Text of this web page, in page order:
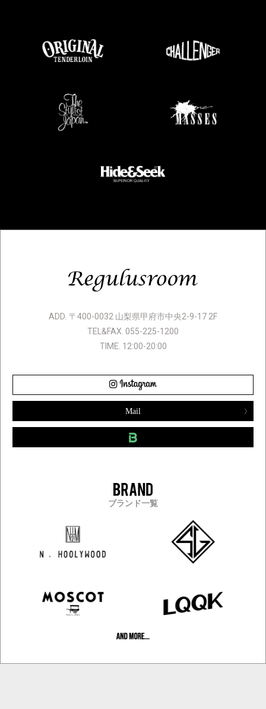
ADD. 〒400-0032 山梨県甲府市中央2-9-17 2F
TEL&FAX. 055-225-1200
TIME. 12:00-20:00
Mail
ブランド一覧